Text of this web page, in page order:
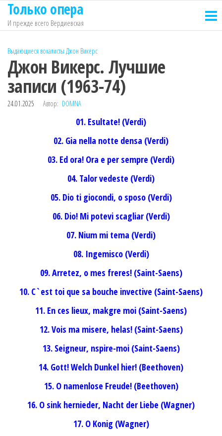
Перейти
содержимому
Только опера
И прежде всего Вердиевская
Выдающиеся вокалисты Джон Викерс
Джон Викерс. Лучшие
записи (1963-74)
24.01.2025 Автор: DOMNA
01. Esultate! (Verdi)
02. Gia nella notte densa (Verdi)
03. Ed ora! Ora e per sempre (Verdi)
04. Talor vedeste (Verdi)
05. Dio ti giocondi, o sposo (Verdi)
06. Dio! Mi potevi scagliar (Verdi)
07. Nium mi tema (Verdi)
08. Ingemisco (Verdi)
09. Arretez, o mes freres! (Saint-Saens)
10. C`est toi que sa bouche invective (Saint-Saens)
11. En ces lieux, makgre moi (Saint-Saens)
12. Vois ma misere, helas! (Saint-Saens)
13. Seigneur, nspire-moi (Saint-Saens)
14. Gott! Welch Dunkel hier! (Beethoven)
15. O namenlose Freude! (Beethoven)
16. O sink hernieder, Nacht der Liebe (Wagner)
17. O Konig (Wagner)